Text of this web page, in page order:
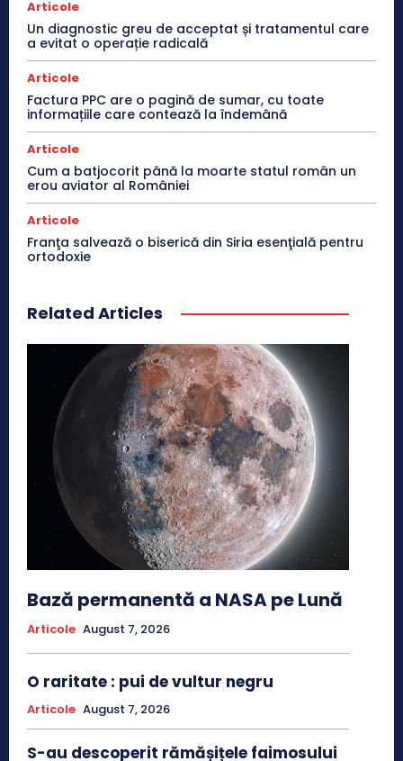
Articole
Un diagnostic greu de acceptat și tratamentul care
a evitat o operație radicală
Articole
Factura PPC are o pagină de sumar, cu toate
informațiile care contează la îndemână
Articole
Cum a batjocorit până la moarte statul român un
erou aviator al României
Articole
Franţa salvează o biserică din Siria esenţială pentru
ortodoxie
Related Articles
Bază permanentă a NASA pe Lună
Articole August 7, 2026
O raritate : pui de vultur negru
Articole August 7, 2026
S-au descoperit rămășițele faimosului